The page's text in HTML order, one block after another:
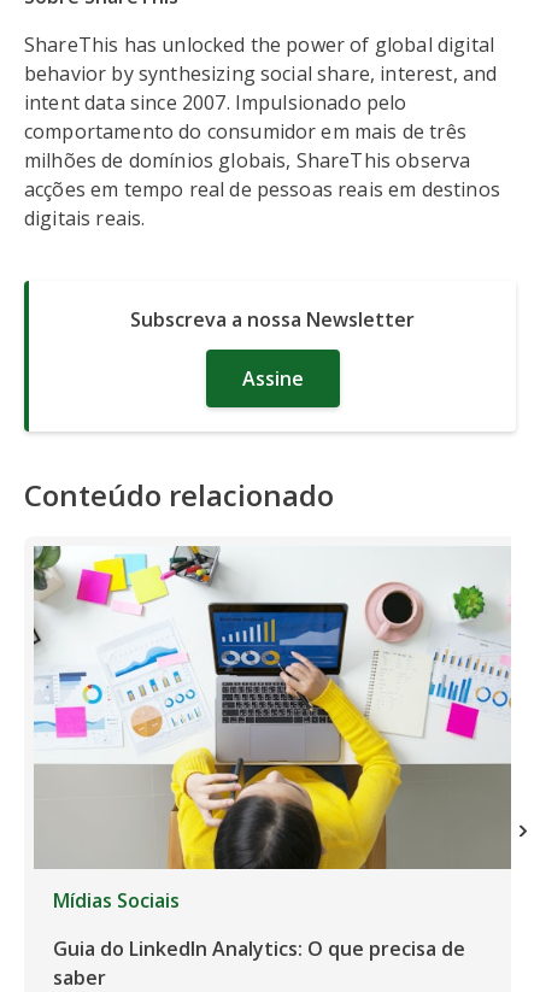
ShareThis has unlocked the power of global digital
behavior by synthesizing social share, interest, and
intent data since 2007. Impulsionado pelo
comportamento do consumidor em mais de três
milhões de domínios globais, ShareThis observa
acções em tempo real de pessoas reais em destinos
digitais reais.
Subscreva a nossa Newsletter
Assine
Conteúdo relacionado
Mídias Sociais
Guia do LinkedIn Analytics: O que precisa de
saber